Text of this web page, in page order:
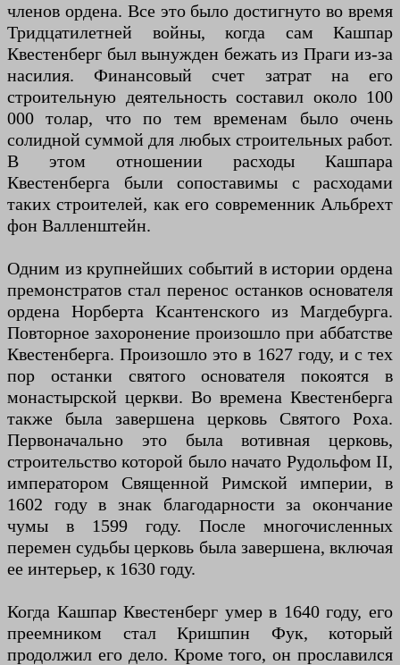
членов ордена. Все это было достигнуто во время
Тридцатилетней войны, когда сам Кашпар
Квестенберг был вынужден бежать из Праги из-за
насилия. Финансовый счет затрат на его
строительную деятельность составил около 100
000 толар, что по тем временам было очень
солидной суммой для любых строительных работ.
В этом отношении расходы Кашпара
Квестенберга были сопоставимы с расходами
таких строителей, как его современник Альбрехт
фон Валленштейн.
Одним из крупнейших событий в истории ордена
премонстратов стал перенос останков основателя
ордена Норберта Ксантенского из Магдебурга.
Повторное захоронение произошло при аббатстве
Квестенберга. Произошло это в 1627 году, и с тех
пор останки святого основателя покоятся в
монастырской церкви. Во времена Квестенберга
также была завершена церковь Святого Роха.
Первоначально это была вотивная церковь,
строительство которой было начато Рудольфом II,
императором Священной Римской империи, в
1602 году в знак благодарности за окончание
чумы в 1599 году. После многочисленных
перемен судьбы церковь была завершена, включая
ее интерьер, к 1630 году.
Когда Кашпар Квестенберг умер в 1640 году, его
преемником стал Кришпин Фук, который
продолжил его дело. Кроме того, он прославился